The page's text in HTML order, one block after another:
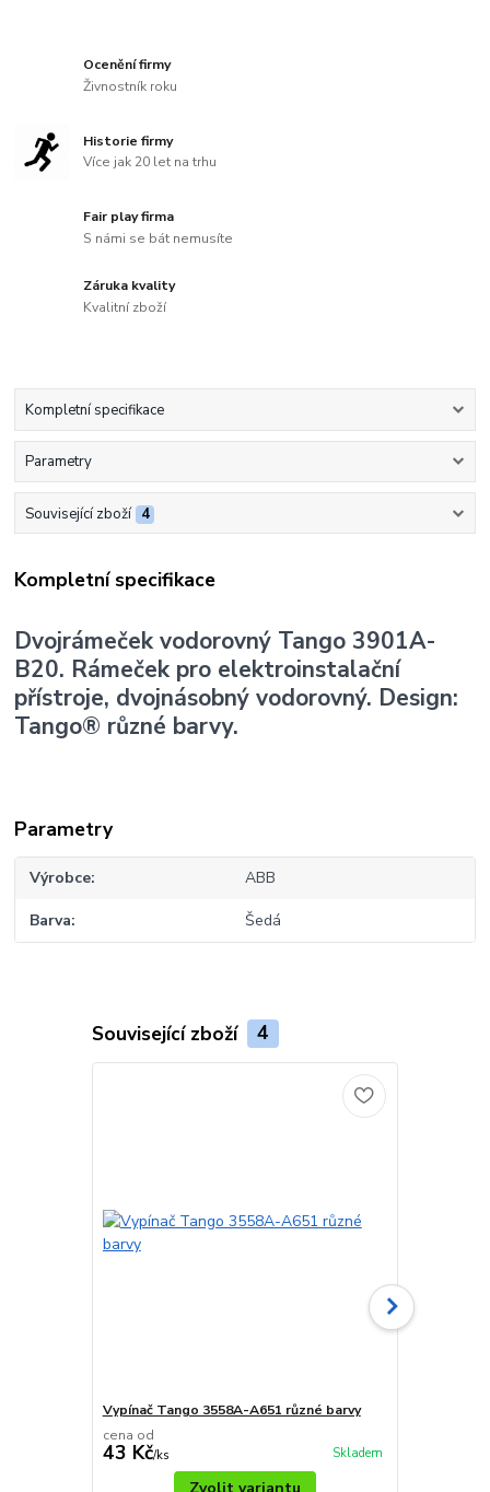
Ocenění firmy
Živnostník roku
Historie firmy
Více jak 20 let na trhu
Fair play firma
S námi se bát nemusíte
Záruka kvality
Kvalitní zboží
Kompletní specifikace
Parametry
Související zboží 4
Kompletní specifikace
Dvojrámeček vodorovný Tango 3901A-
B20. Rámeček pro elektroinstalační
přístroje, dvojnásobný vodorovný. Design:
Tango® různé barvy.
Parametry
Výrobce ABB
Barva Šedá
Související zboží 4
Vypínač Tango 3558A-A651 různé barvy
cena od
43 Kč/ks Skladem